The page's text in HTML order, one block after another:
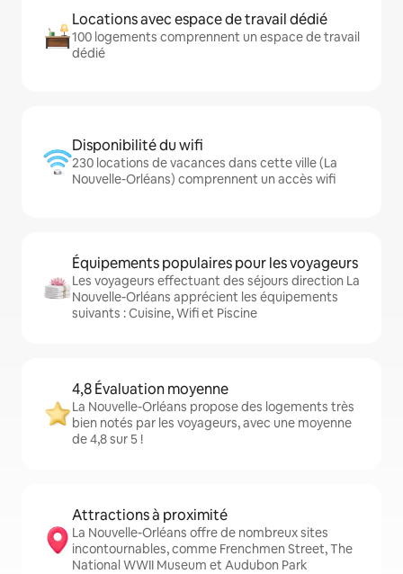
Locations avec espace de travail dédié
100 logements comprennent un espace de travail
dédié
Disponibilité du wifi
230 locations de vacances dans cette ville (La
Nouvelle-Orléans) comprennent un accès wifi
Équipements populaires pour les voyageurs
Les voyageurs effectuant des séjours direction La
Nouvelle-Orléans apprécient les équipements
suivants : Cuisine, Wifi et Piscine
4,8 Évaluation moyenne
La Nouvelle-Orléans propose des logements très
bien notés par les voyageurs, avec une moyenne
de 4,8 sur 5 !
Attractions à proximité
La Nouvelle-Orléans offre de nombreux sites
incontournables, comme Frenchmen Street, The
National WWII Museum et Audubon Park